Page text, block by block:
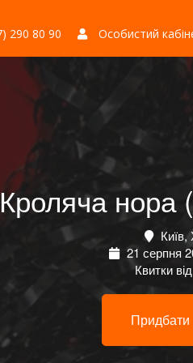
290 80 90 Особистий
Кроляча нора
Київ,
21 серпня
Квитки
Придбати